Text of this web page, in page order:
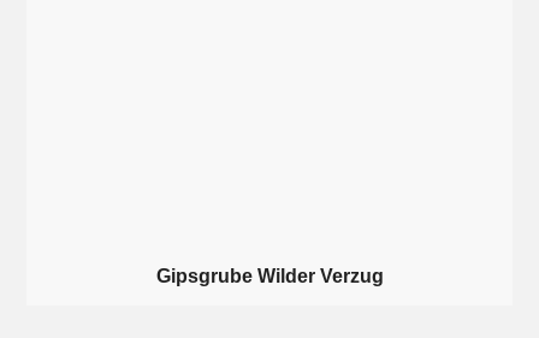
Gipsgrube Wilder Verzug